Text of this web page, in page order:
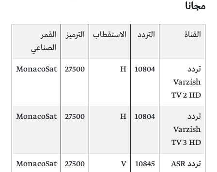
مجانا
القناة التردد الاستقطاب الترميز
القمر
الصناعي
تردد
Varzish
TV 2 HD
10804
H
27500
MonacoSat
تردد
Varzish
TV 3 HD
10804
H
27500
MonacoSat
تردد ASR 10845
V
27500
MonacoSat